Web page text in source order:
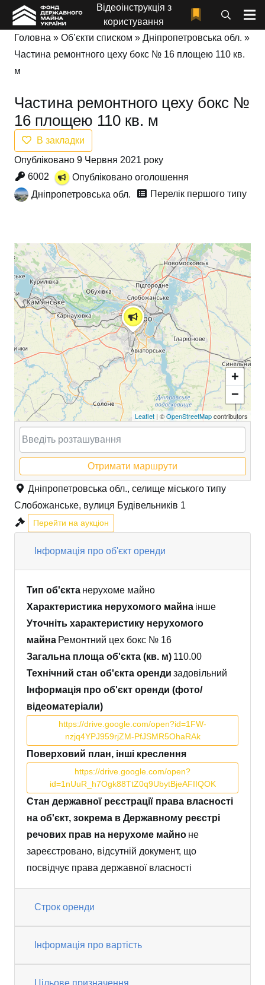
Відеоінструкція з
користування
Головна » Об’єкти списком » Дніпропетровська обл. »
Частина ремонтного цеху бокс № 16 площею 110 кв.
м
Частина ремонтного цеху бокс №
16 площею 110 кв. м
В закладки
Опубліковано 9 Червня 2021 року
6002
Опубліковано оголошення
Дніпропетровська обл.
Перелік першого типу
+
−
Leaflet | ©OpenStreetMapcontributors
Отримати маршрути
Дніпропетровська обл., селище міського типу
Слобожанське, вулиця Будівельників 1
Перейти на аукціон
Інформація про об'єкт оренди
Тип об'єкта нерухоме майно
Характеристика нерухомого майна інше
Уточніть характеристику нерухомого
майна Ремонтний цех бокс № 16
Загальна площа об'єкта (кв. м) 110.00
Технічний стан об'єкта оренди задовільний
Інформація про об'єкт оренди (фото/
відеоматеріали)
https://drive.google.com/open?id=1FW-
nzjq4YPJ959rjZM-PfJSMR5OhaRAk
Поверховий план, інші креслення
https://drive.google.com/open?
id=1nUuR_h7Ogk88TtZ0q9UbytBjeAFIIQOK
Стан державної реєстрації права власності
на об'єкт, зокрема в Державному реєстрі
речових прав на нерухоме майно не
зареєстровано, відсутній документ, що
посвідчує права державної власності
Строк оренди
Інформація про вартість